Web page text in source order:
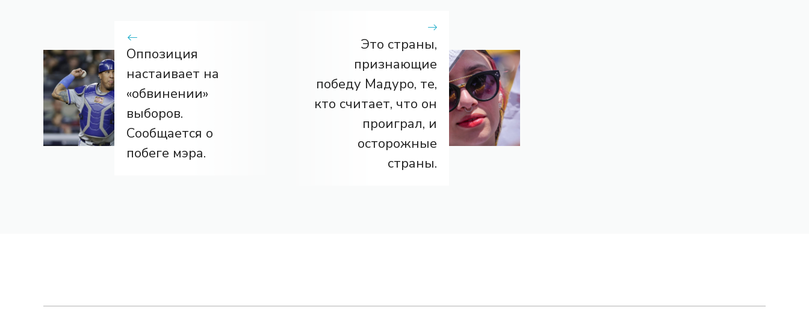
Оппозиция
настаивает на
«обвинении»
выборов.
Сообщается о
побеге мэра.
Это страны,
признающие
победу Мадуро, те,
кто считает, что он
проиграл, и
осторожные
страны.